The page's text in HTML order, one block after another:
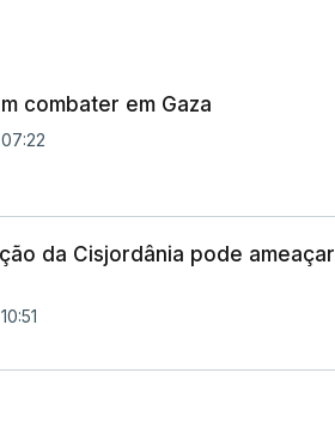
combater em Gaza
da Cisjordânia pode ameaçar